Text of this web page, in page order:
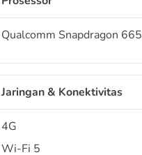
Qualcomm Snapdragon 665
Jaringan & Konektivitas
4G
Wi-Fi 5